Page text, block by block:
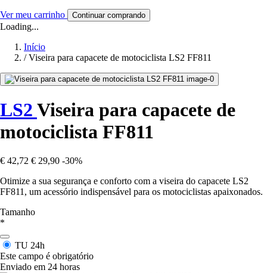
Ver meu carrinho Continuar comprando
Loading...
Início
/ Viseira para capacete de motociclista LS2 FF811
LS2 Viseira para capacete de
motociclista FF811
€ 42,72 € 29,90 -30%
Otimize a sua segurança e conforto com a viseira do capacete LS2
FF811, um acessório indispensável para os motociclistas apaixonados.
Tamanho
*
TU 24h
Este campo é obrigatório
Enviado em 24 horas